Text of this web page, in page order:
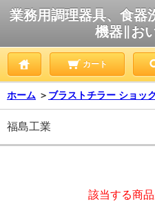
業務用調理器具、食器
機器∥お
カート
ホーム ＞ ブラストチラー ショッ
福島工業
該当する商